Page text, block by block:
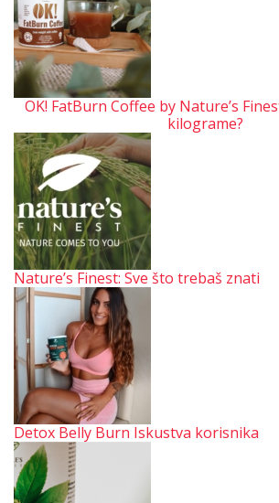
OK! FatBurn Coffee by Nature’s
kilograme?
Nature’s Finest: Sve što trebaš znati
Detox Belly Burn Iskustva korisnika